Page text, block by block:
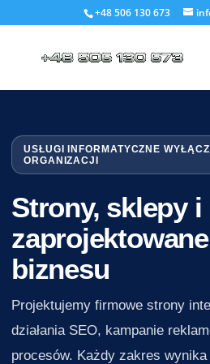
+48 506 130 673
USŁUGI INFORMATYCZNE
ORGANIZACJI
Strony, sklepy i
biznesu
Projektujemy firmowe strony
działania SEO, kampanie
procesów. Każdy zakres